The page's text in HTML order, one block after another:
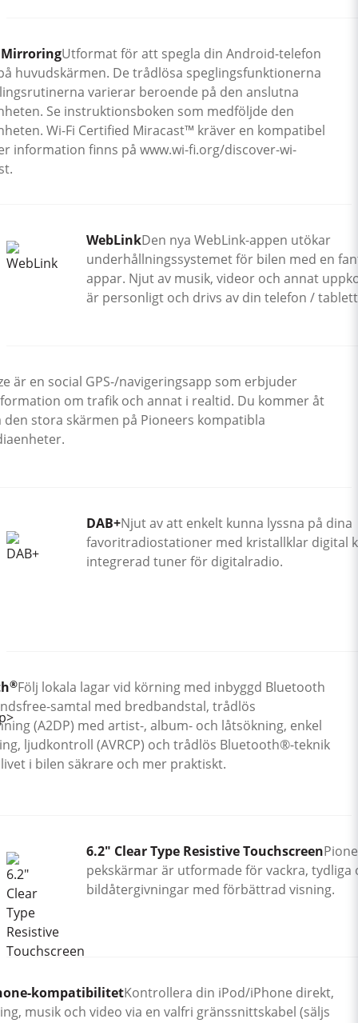
Utformat för att spegla din Android-telefon
huvudskärmen. De trådlösa speglingsfunktionerna
varierar beroende på den anslutna
Se instruktionsboken som medföljde den
Wi-Fi Certified Miracast™ kräver en kompatibel
information finns på www.wi-fi.org/discover-wi-
WebLinkDen nya WebLink-appen utökar
underhållningssystemet för bilen med en
appar. Njut av musik, videor och annat
är personligt och drivs av din telefon /
är en social GPS-/navigeringsapp som erbjuder
om trafik och annat i realtid. Du kommer åt
den stora skärmen på Pioneers kompatibla
DAB+Njut av att enkelt kunna lyssna på dina
favoritradiostationer med kristallklar digital
integrerad tuner för digitalradio.
®Följ lokala lagar vid körning med inbyggd Bluetooth
samtal med bredbandstal, trådlös
(A2DP) med artist-, album- och låtsökning, enkel
ljudkontroll (AVRCP) och trådlös Bluetooth®-teknik
i bilen säkrare och mer praktiskt.
6.2" Clear Type Resistive Touchscreen
pekskärmar är utformade för vackra, tydliga
bildåtergivningar med förbättrad visning.
kompatibilitetKontrollera din iPod/iPhone direkt,
musik och video via en valfri gränssnittskabel (säljs